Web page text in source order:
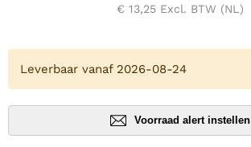
€ 13,25 Excl. BTW (NL)
Leverbaar vanaf 2026-08-24
Voorraad alert instellen